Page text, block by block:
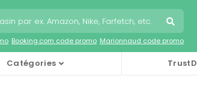
Booking.com code promo Marionnaud code promo
Catégories